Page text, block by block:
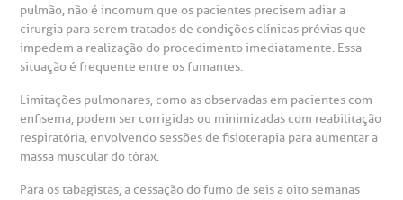
BP Mirante
a BP
Teleinterconsulta
Centro de Doenças Autoimunes
de veracidade de atestado
Cirurgia
pulmão, não é incomum que os pacientes precisem adiar a
cirurgia para serem tratados de condições clínicas prévias que
impedem a realização do procedimento imediatamente. Essa
situação é frequente entre os fumantes.
Limitações pulmonares, como as observadas em pacientes com
enfisema, podem ser corrigidas ou minimizadas com reabilitação
respiratória, envolvendo sessões de fisioterapia para aumentar a
massa muscular do tórax.
Para os tabagistas, a cessação do fumo de seis a oito semanas